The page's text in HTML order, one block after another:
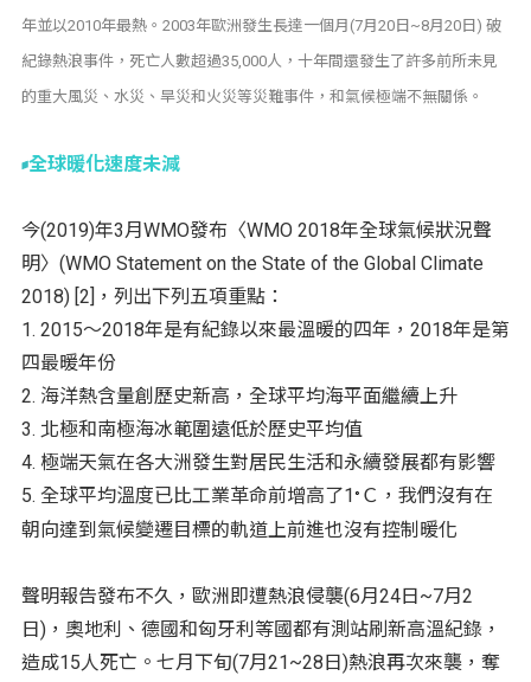
年並以2010年最熱。2003年歐洲發生長達一個月(7月20日~8月20日) 破
紀錄熱浪事件，死亡人數超過35,000人，十年間還發生了許多前所未見
的重大風災、水災、旱災和火災等災難事件，和氣候極端不無關係。
全球暖化速度未減
今(2019)年3月WMO發布〈WMO 2018年全球氣候狀況聲
明〉(WMO Statement on the State of the Global Climate
2018) [2]，列出下列五項重點：
1. 2015～2018年是有紀錄以來最溫暖的四年，2018年是第
四最暖年份
2. 海洋熱含量創歷史新高，全球平均海平面繼續上升
3. 北極和南極海冰範圍遠低於歷史平均值
4. 極端天氣在各大洲發生對居民生活和永續發展都有影響
5. 全球平均溫度已比工業革命前增高了1 ° Ｃ，我們沒有在
朝向達到氣候變遷目標的軌道上前進也沒有控制暖化
聲明報告發布不久，歐洲即遭熱浪侵襲(6月24日~7月2
日)，奧地利、德國和匈牙利等國都有測站刷新高溫紀錄，
造成15人死亡。七月下旬(7月21~28日)熱浪再次來襲，奪